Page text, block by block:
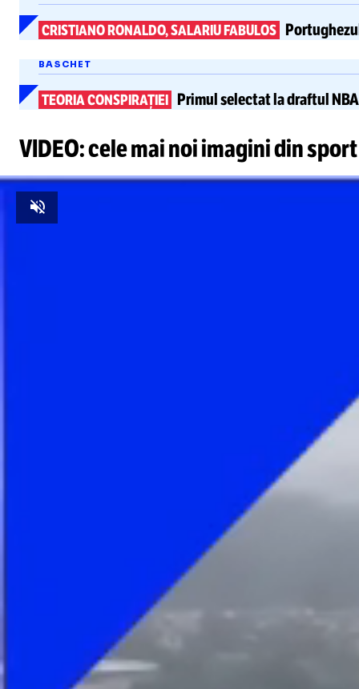
CRISTIANO RONALDO, SALARIU FABULOS
BASCHET
TEORIA CONSPIRAȚIEI Primul selectat la draftul
VIDEO: cele mai noi imagini din sport
Unmute